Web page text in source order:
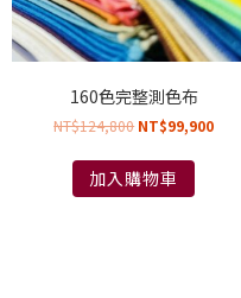
160色完整測色布
NT$124,800 NT$99,900
加入購物車